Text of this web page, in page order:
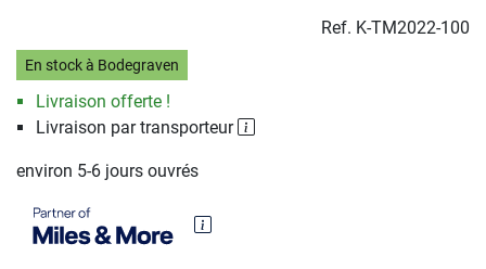
Ref. K-TM2022-100
En stock à Bodegraven
Livraison offerte !
Livraison par transporteur
environ 5-6 jours ouvrés